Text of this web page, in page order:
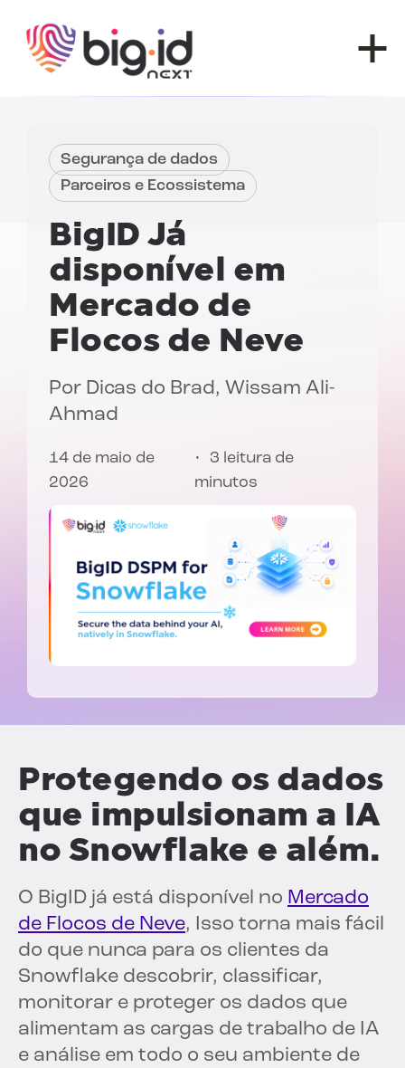
Segurança de dados
Parceiros e Ecossistema
BigID Já
disponível em
Mercado de
Flocos de Neve
Por Dicas do Brad, Wissam Ali-
Ahmad
14 de maio de
2026
3 leitura de
minutos
Protegendo os dados
que impulsionam a IA
no Snowflake e além.
O BigID já está disponível no Mercado
de Flocos de Neve, Isso torna mais fácil
do que nunca para os clientes da
Snowflake descobrir, classificar,
monitorar e proteger os dados que
alimentam as cargas de trabalho de IA
e análise em todo o seu ambiente de